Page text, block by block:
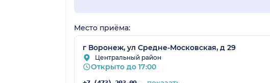
Место приёма:
г Воронеж, ул Средне-Московская, д 29
Центральный район
Открыто до 17:00